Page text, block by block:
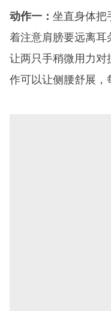
动作一： 坐直身体把
着注意肩膀要远离
让两只手稍微用力对
作可以让侧腰舒展，